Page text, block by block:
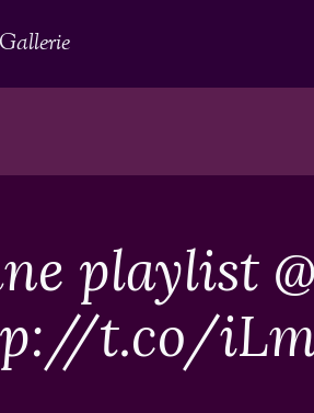
Gallerie
playlist
t.co/